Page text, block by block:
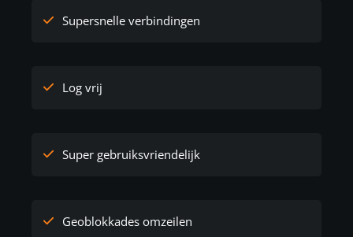
Supersnelle verbindingen
Log vrij
Super gebruiksvriendelijk
Geoblokkades omzeilen